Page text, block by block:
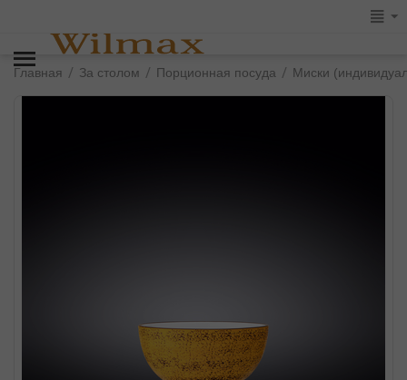
Главная / За столом / Порционная посуда / Миски